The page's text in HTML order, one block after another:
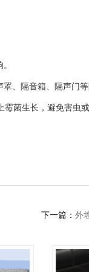
、隔音箱、隔声门
菌生长，避免害虫
下一篇： 外